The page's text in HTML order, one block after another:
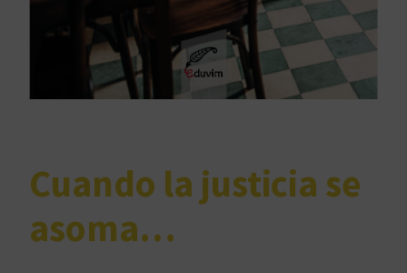
Cuando la justicia se
asoma…